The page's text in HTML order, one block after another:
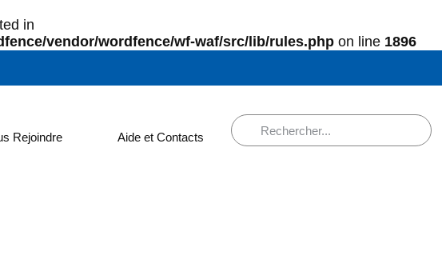
in
vendor/wordfence/wf-waf/src/lib/rules.php on line 1896
Rejoindre Aide et Contacts